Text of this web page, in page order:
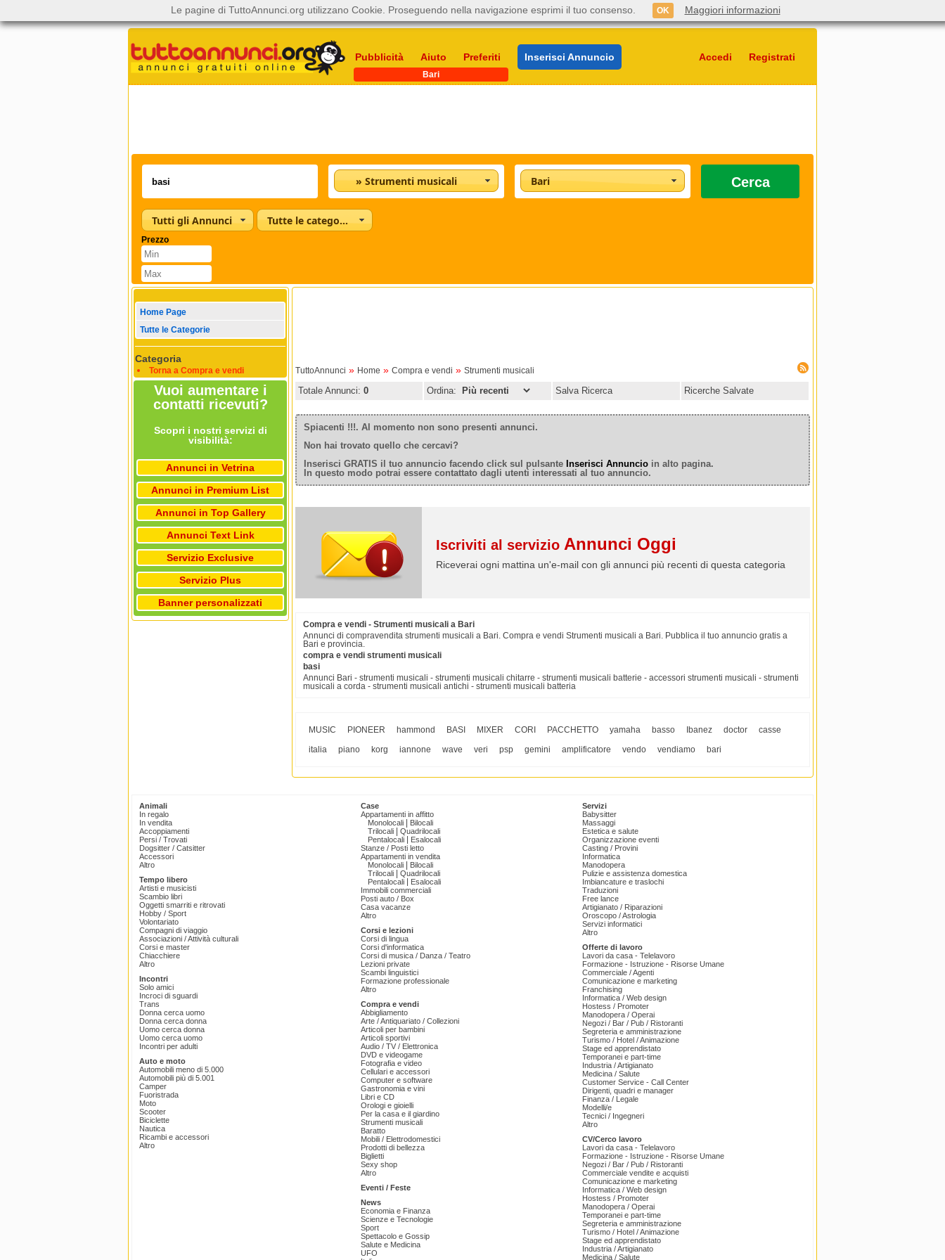
Pubblicità Aiuto Preferiti Inserisci Annuncio Accedi Registrati
Bari
» Strumenti musicali Bari Cerca
Tutti gli Annunci Tutte le categorie
Prezzo
Home Page
Tutte le Categorie
Categoria
Torna a Compra e vendi
Vuoi aumentare i
contatti ricevuti?
Scopri i nostri servizi di
visibilità:
Annunci in Vetrina
Annunci in Premium List
Annunci in Top Gallery
Annunci Text Link
Servizio Exclusive
Servizio Plus
Banner personalizzati
TuttoAnnunci » Home » Compra e vendi » Strumenti musicali
Totale Annunci: 0 Ordina: Salva Ricerca Ricerche Salvate
Spiacenti !!!. Al momento non sono presenti annunci.
Non hai trovato quello che cercavi?
Inserisci GRATIS il tuo annuncio facendo click sul pulsante Inserisci Annuncio in alto pagina.
In questo modo potrai essere contattato dagli utenti interessati al tuo annuncio.
Iscriviti al servizio Annunci Oggi
Riceverai ogni mattina un'e-mail con gli annunci più recenti di questa categoria
Compra e vendi - Strumenti musicali a Bari
Annunci di compravendita strumenti musicali a Bari. Compra e vendi Strumenti musicali a Bari. Pubblica il tuo annuncio gratis a
Bari e provincia.
compra e vendi strumenti musicali
basi
Annunci Bari - strumenti musicali - strumenti musicali chitarre - strumenti musicali batterie - accessori strumenti musicali - strumenti
musicali a corda - strumenti musicali antichi - strumenti musicali batteria
MUSIC PIONEER hammond BASI MIXER CORI PACCHETTO yamaha basso Ibanez doctor
casse
italia
piano korg iannone wave veri psp gemini amplificatore vendo vendiamo bari
Animali
In regalo
In vendita
Accoppiamenti
Persi / Trovati
Dogsitter / Catsitter
Accessori
Altro
Tempo libero
Artisti e musicisti
Scambio libri
Oggetti smarriti e ritrovati
Hobby / Sport
Volontariato
Compagni di viaggio
Associazioni / Attività culturali
Corsi e master
Chiacchiere
Altro
Incontri
Solo amici
Incroci di sguardi
Trans
Donna cerca uomo
Donna cerca donna
Uomo cerca donna
Uomo cerca uomo
Incontri per adulti
Auto e moto
Automobili meno di 5.000
Automobili più di 5.001
Camper
Fuoristrada
Moto
Scooter
Biciclette
Nautica
Ricambi e accessori
Altro
Case
Appartamenti in affitto
Monolocali
Bilocali
Trilocali
Quadrilocali
Pentalocali
Esalocali
Stanze / Posti letto
Appartamenti in vendita
Monolocali
Bilocali
Trilocali
Quadrilocali
Pentalocali
Esalocali
Immobili commerciali
Posti auto / Box
Casa vacanze
Altro
Corsi e lezioni
Corsi di lingua
Corsi d'informatica
Corsi di musica / Danza / Teatro
Lezioni private
Scambi linguistici
Formazione professionale
Altro
Compra e vendi
Abbigliamento
Arte / Antiquariato / Collezioni
Articoli per bambini
Articoli sportivi
Audio / TV / Elettronica
DVD e videogame
Fotografia e video
Cellulari e accessori
Computer e software
Gastronomia e vini
Libri e CD
Orologi e gioielli
Per la casa e il giardino
Strumenti musicali
Baratto
Mobili / Elettrodomestici
Prodotti di bellezza
Biglietti
Sexy shop
Altro
Eventi / Feste
News
Economia e Finanza
Scienze e Tecnologie
Sport
Spettacolo e Gossip
Salute e Medicina
UFO
Servizi
Babysitter
Massaggi
Estetica e salute
Organizzazione eventi
Casting / Provini
Informatica
Manodopera
Pulizie e assistenza domestica
Imbiancature e traslochi
Traduzioni
Free lance
Artigianato / Riparazioni
Oroscopo / Astrologia
Servizi informatici
Altro
Offerte di lavoro
Lavori da casa - Telelavoro
Formazione - Istruzione - Risorse Umane
Commerciale / Agenti
Comunicazione e marketing
Franchising
Informatica / Web design
Hostess / Promoter
Manodopera / Operai
Negozi / Bar / Pub / Ristoranti
Segreteria e amministrazione
Turismo / Hotel / Animazione
Stage ed apprendistato
Temporanei e part-time
Industria / Artigianato
Medicina / Salute
Customer Service - Call Center
Dirigenti, quadri e manager
Finanza / Legale
Modelli/e
Tecnici / Ingegneri
Altro
CV/Cerco lavoro
Lavori da casa - Telelavoro
Formazione - Istruzione - Risorse Umane
Negozi / Bar / Pub / Ristoranti
Commerciale vendite e acquisti
Comunicazione e marketing
Informatica / Web design
Hostess / Promoter
Manodopera / Operai
Temporanei e part-time
Segreteria e amministrazione
Turismo / Hotel / Animazione
Stage ed apprendistato
Industria / Artigianato
Medicina / Salute
Le pagine di TuttoAnnunci.org utilizzano Cookie. Proseguendo nella navigazione esprimi il tuo consenso. OK Maggiori informazioni